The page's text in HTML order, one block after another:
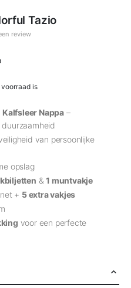
Tazio
review
is
Kalfsleer Nappa–
van persoonlijke
opslag
&1 muntvakje
+ 5 extra vakjes
voor een perfecte